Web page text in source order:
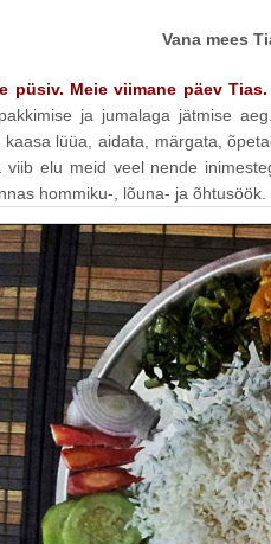
Vana mees
püsiv. Meie viimane päev
ja jumalaga jätmise
lüüa, aidata, märgata,
viib elu meid veel nende
hommiku-, lõuna- ja